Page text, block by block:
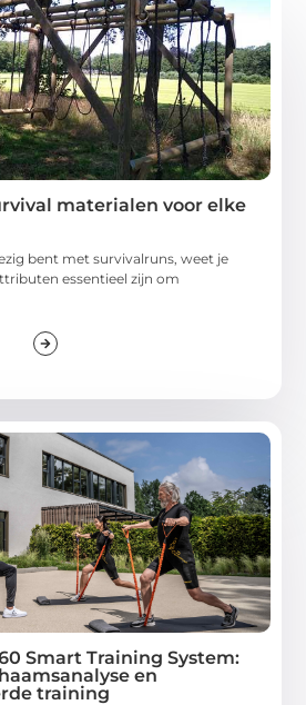
materialen voor elke
bent met survivalruns, weet je
essentieel zijn om
Smart Training System:
en
training